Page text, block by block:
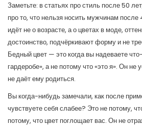
Заметьте: в статьях про стиль после 50
про то, что нельзя носить мужчинам после
идёт не о возрасте, а о цветах в моде,
достоинство, подчёркивают форму и не
Бедный цвет — это когда вы надеваете
гардеробе», а не потому что «это я». Он не
не даёт ему родиться.
Вы когда-нибудь замечали, как после
чувствуете себя слабее? Это не потому,
потому, что цвет поглощает вас. Он не